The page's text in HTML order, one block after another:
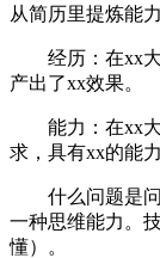
从简历里提炼能
经历：在xx
产出了xx效果。
能力：在xx
求，具有xx的能力
什么问题是
一种思维能力。
懂）。